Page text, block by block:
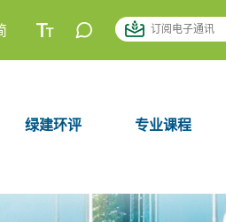
绿建环评 专业课程